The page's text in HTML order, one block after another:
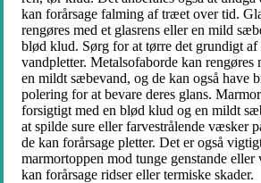
kan forårsage falming af træet over tid.
rengøres med et glasrens eller en mild
blød klud. Sørg for at tørre det grundigt af
vandpletter. Metalsofaborde kan
en mildt sæbevand, og de kan også have
polering for at bevare deres glans.
forsigtigt med en blød klud og en mildt
at spilde sure eller farvestrålende væsker
de kan forårsage pletter. Det er også
marmortoppen mod tunge genstande eller
kan forårsage ridser eller termiske skader.